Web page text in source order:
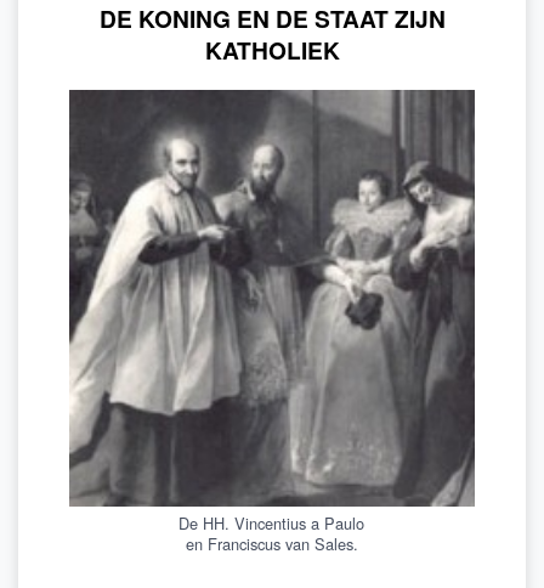
DE KONING EN DE STAAT ZIJN
KATHOLIEK
De HH. Vincentius a Paulo
en Franciscus van Sales.